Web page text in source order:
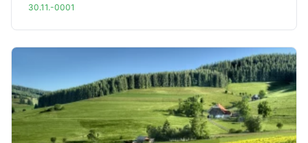
30.11.-0001